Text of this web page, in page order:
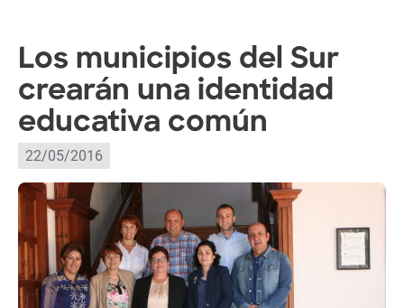
Los municipios del Sur
crearán una identidad
educativa común
22/05/2016